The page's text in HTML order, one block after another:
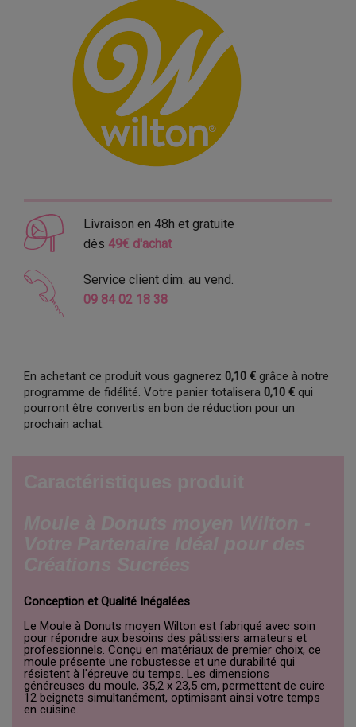
Livraison en 48h et gratuite
dès 49€ d'achat
Service client dim. au vend.
09 84 02 18 38
En achetant ce produit vous gagnerez 0,10 € grâce à notre
programme de fidélité. Votre panier totalisera 0,10 € qui
pourront être convertis en bon de réduction pour un
prochain achat.
Conception et Qualité Inégalées
Le Moule à Donuts moyen Wilton est fabriqué avec soin
pour répondre aux besoins des pâtissiers amateurs et
professionnels. Conçu en matériaux de premier choix, ce
moule présente une robustesse et une durabilité qui
résistent à l'épreuve du temps. Les dimensions
généreuses du moule, 35,2 x 23,5 cm, permettent de cuire
12 beignets simultanément, optimisant ainsi votre temps
en cuisine.